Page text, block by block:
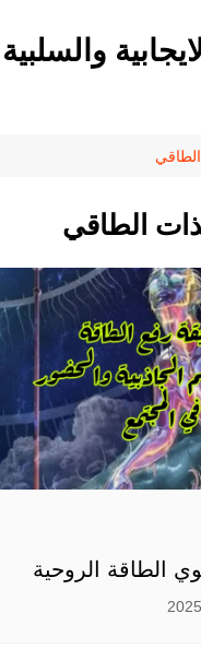
والسلبية
الطاقي
الطاقة الروحية